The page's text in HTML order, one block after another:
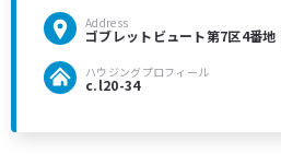
Address
ゴブレットビュート第7区4番
ハウジングプロフィール
c.l20-34